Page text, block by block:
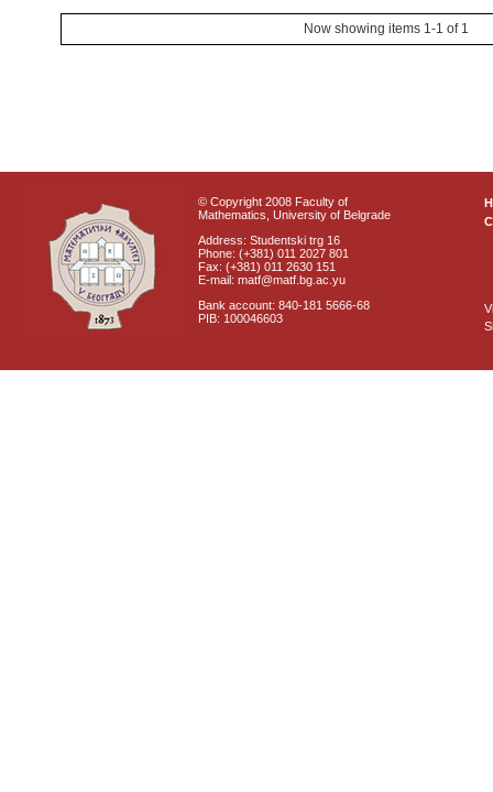
Now showing items 1-1 of 1
© Copyright 2008 Faculty of
Mathematics, University of Belgrade
Address: Studentski trg 16
Phone: (+381) 011 2027 801
Fax: (+381) 011 2630 151
E-mail: matf@matf.bg.ac.yu
Bank account: 840-181 5666-68
PIB: 100046603